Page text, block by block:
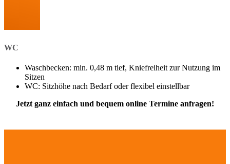
WC
Waschbecken: min. 0,48 m tief, Kniefreiheit zur Nutzung im
Sitzen
WC: Sitzhöhe nach Bedarf oder flexibel einstellbar
Jetzt ganz einfach und bequem online Termine anfragen!